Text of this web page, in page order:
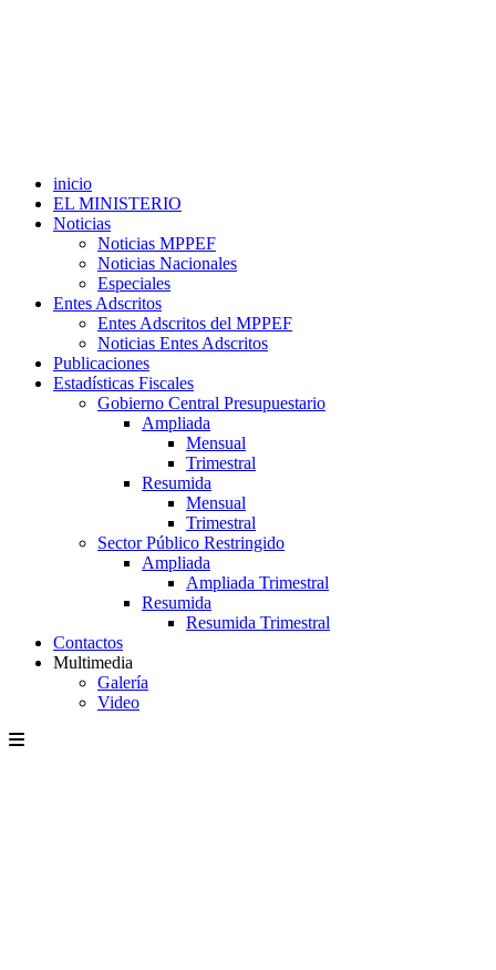
inicio
EL MINISTERIO
Noticias
Noticias MPPEF
Noticias Nacionales
Especiales
Entes Adscritos
Entes Adscritos del MPPEF
Noticias Entes Adscritos
Publicaciones
Estadísticas Fiscales
Gobierno Central Presupuestario
Ampliada
Mensual
Trimestral
Resumida
Mensual
Trimestral
Sector Público Restringido
Ampliada
Ampliada Trimestral
Resumida
Resumida Trimestral
Contactos
Multimedia
Galería
Video